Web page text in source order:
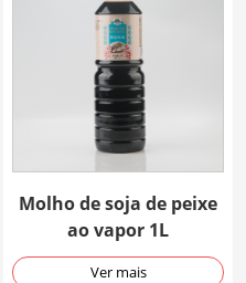
Molho de soja de peixe
ao vapor 1L
Ver mais